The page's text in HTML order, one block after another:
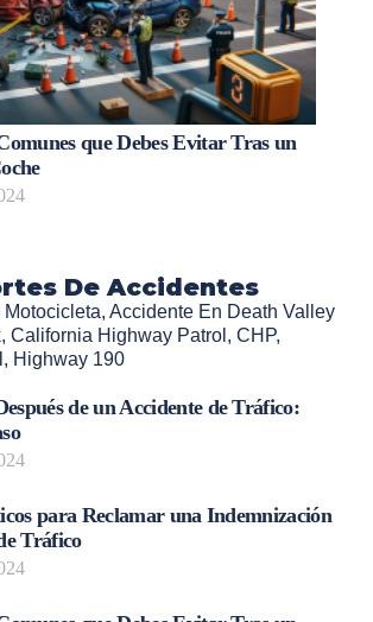
que Debes Evitar Tras un
De Accidentes
, Accidente En Death Valley
, California Highway Patrol , CHP,
, Highway 190
de un Accidente de Tráfico:
para Reclamar una Indemnización
Tráfico